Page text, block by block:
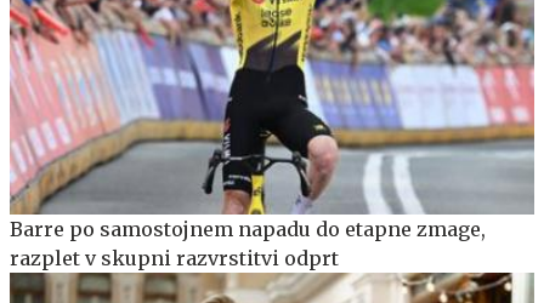
Barre po samostojnem napadu do etapne zmage,
razplet v skupni razvrstitvi odprt